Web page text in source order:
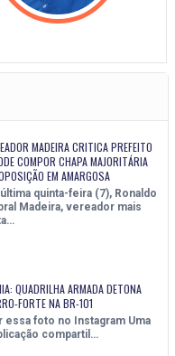
MADEIRA CRITICA PREFEITO
COMPOR CHAPA MAJORITÁRIA
EM AMARGOSA
última quinta-feira (7), Ronaldo
Madeira, vereador mais
QUADRILHA ARMADA DETONA
FORTE NA BR-101
essa foto no Instagram Uma
compartil…